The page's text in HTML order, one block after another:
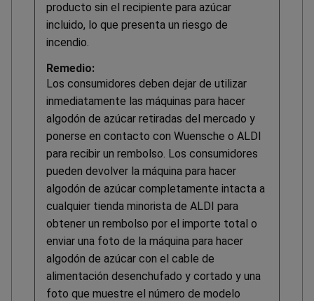
producto sin el recipiente para azúcar
incluido, lo que presenta un riesgo de
incendio.
Remedio:
Los consumidores deben dejar de utilizar
inmediatamente las máquinas para hacer
algodón de azúcar retiradas del mercado y
ponerse en contacto con Wuensche o ALDI
para recibir un rembolso. Los consumidores
pueden devolver la máquina para hacer
algodón de azúcar completamente intacta a
cualquier tienda minorista de ALDI para
obtener un rembolso por el importe total o
enviar una foto de la máquina para hacer
algodón de azúcar con el cable de
alimentación desenchufado y cortado y una
foto que muestre el número de modelo